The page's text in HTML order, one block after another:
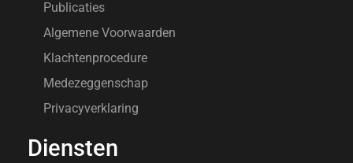
Publicaties
Algemene Voorwaarden
Klachtenprocedure
Medezeggenschap
Privacyverklaring
Diensten